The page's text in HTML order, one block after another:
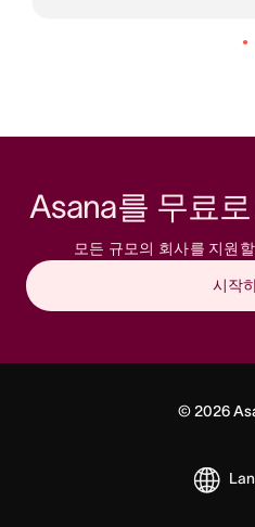
Asana를 무료
모든 규모의 회사를 지원
시작
© 2026